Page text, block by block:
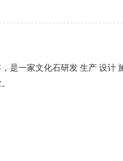
是一家文化石研发 生产 设